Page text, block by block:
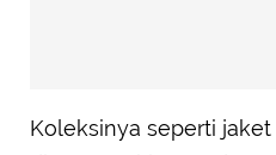
Koleksinya seperti